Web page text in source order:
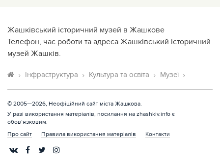
Жашківський історичний музей в Жашкове
Телефон, час роботи та адреса Жашківський історичний
музей Жашків.
Інфраструктура Культура та освіта Музеї
© 2005—2026, Неофіційний сайт міста Жашкова.
У разі використання матеріалів, посилання на zhashkiv.info є
обов’язковим.
Про сайт
Правила використання матеріалів Контакти